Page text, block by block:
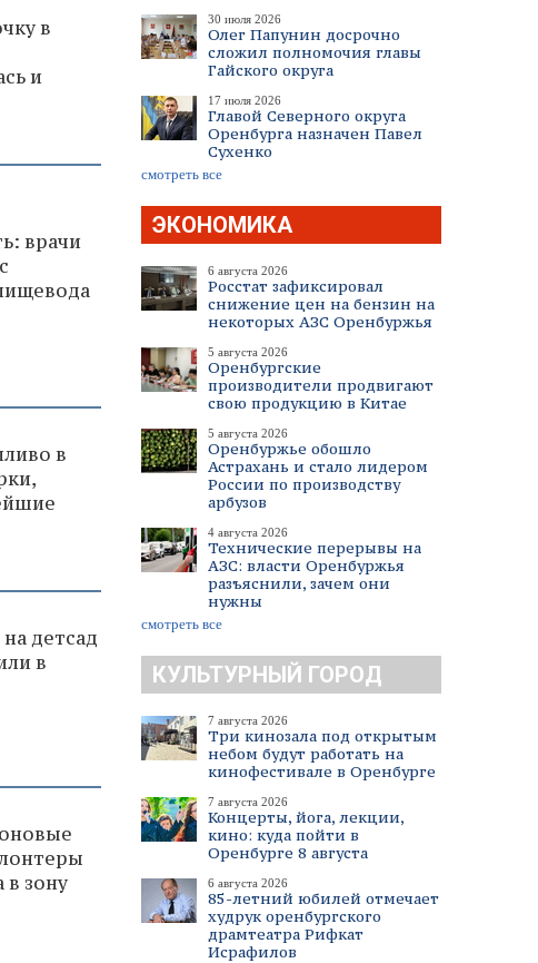
30 июля 2026
Олег Папунин досрочно
сложил полномочия главы
Гайского округа
17 июля 2026
Главой Северного округа
Оренбурга назначен Павел
Сухенко
смотреть все
ЭКОНОМИКА
6 августа 2026
Росстат зафиксировал
снижение цен на бензин на
некоторых АЗС Оренбуржья
5 августа 2026
Оренбургские
производители продвигают
свою продукцию в Китае
5 августа 2026
Оренбуржье обошло
Астрахань и стало лидером
России по производству
арбузов
4 августа 2026
Технические перерывы на
АЗС: власти Оренбуржья
разъяснили, зачем они
нужны
смотреть все
КУЛЬТУРНЫЙ ГОРОД
7 августа 2026
Три кинозала под открытым
небом будут работать на
кинофестивале в Оренбурге
7 августа 2026
Концерты, йога, лекции,
кино: куда пойти в
Оренбурге 8 августа
6 августа 2026
85-летний юбилей отмечает
худрук оренбургского
драмтеатра Рифкат
Исрафилов
в
и
врачи
в
детсад
в
в зону